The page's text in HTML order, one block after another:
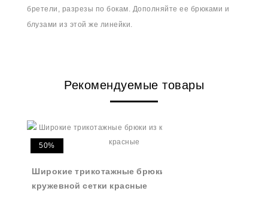
бретели, разрезы по бокам. Дополняйте ее брюками и
блузами из этой же линейки.
Рекомендуемые товары
50%
Широкие трикотажные брюки из
кружевной сетки красные